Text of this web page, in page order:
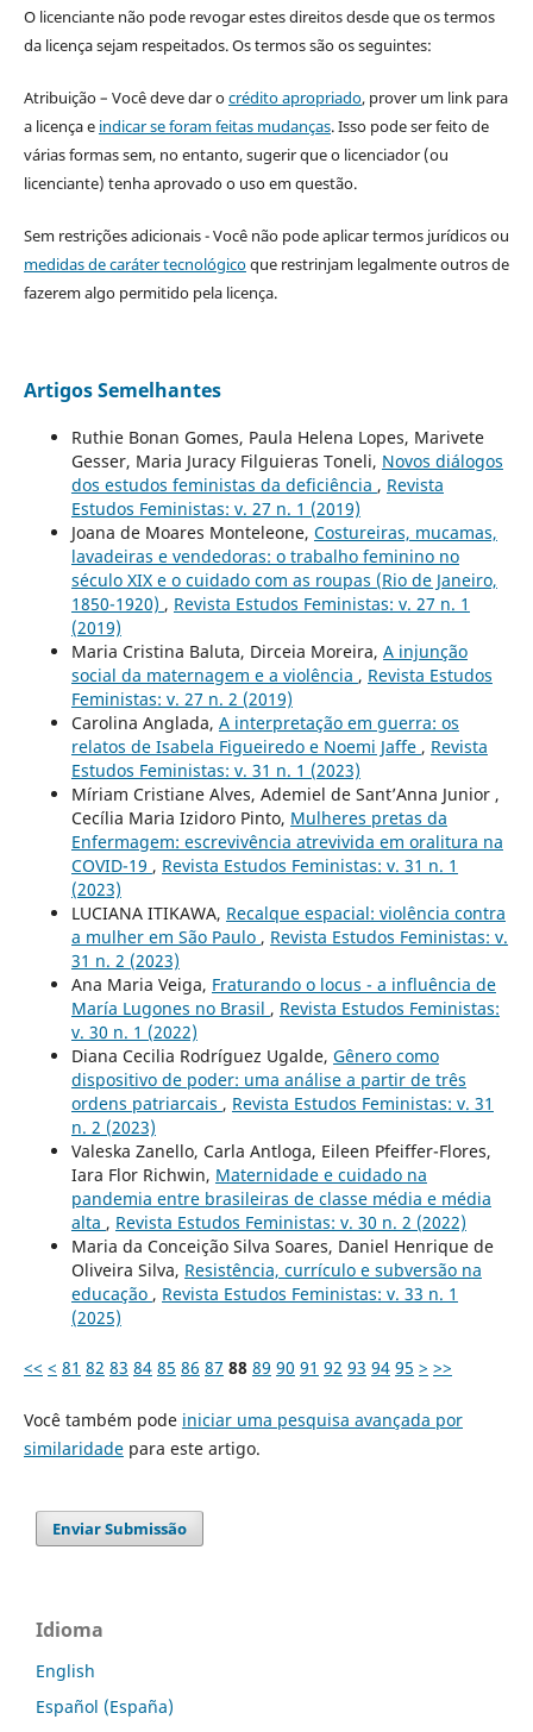
O licenciante não pode revogar estes direitos desde que os termos
da licença sejam respeitados. Os termos são os seguintes:
Atribuição – Você deve dar ocrédito apropriado, prover um link para
a licença e indicar se foram feitas mudanças. Isso pode ser feito de
várias formas sem, no entanto, sugerir que o licenciador (ou
licenciante) tenha aprovado o uso em questão.
Sem restrições adicionais - Você não pode aplicar termos jurídicos ou
medidas de caráter tecnológicoque restrinjam legalmente outros de
fazerem algo permitido pela licença.
Artigos Semelhantes
Ruthie Bonan Gomes, Paula Helena Lopes, Marivete
Gesser, Maria Juracy Filguieras Toneli, Novos diálogos
dos estudos feministas da deficiência , Revista
Estudos Feministas: v. 27 n. 1 (2019)
Joana de Moares Monteleone, Costureiras, mucamas,
lavadeiras e vendedoras: o trabalho feminino no
século XIX e o cuidado com as roupas (Rio de Janeiro,
1850-1920) , Revista Estudos Feministas: v. 27 n. 1
(2019)
Maria Cristina Baluta, Dirceia Moreira, A injunção
social da maternagem e a violência , Revista Estudos
Feministas: v. 27 n. 2 (2019)
Carolina Anglada, A interpretação em guerra: os
relatos de Isabela Figueiredo e Noemi Jaffe , Revista
Estudos Feministas: v. 31 n. 1 (2023)
Míriam Cristiane Alves, Ademiel de Sant’Anna Junior ,
Cecília Maria Izidoro Pinto, Mulheres pretas da
Enfermagem: escrevivência atrevivida em oralitura na
COVID-19 , Revista Estudos Feministas: v. 31 n. 1
(2023)
LUCIANA ITIKAWA, Recalque espacial: violência contra
a mulher em São Paulo , Revista Estudos Feministas: v.
31 n. 2 (2023)
Ana Maria Veiga, Fraturando o locus - a influência de
María Lugones no Brasil , Revista Estudos Feministas:
v. 30 n. 1 (2022)
Diana Cecilia Rodríguez Ugalde, Gênero como
dispositivo de poder: uma análise a partir de três
ordens patriarcais , Revista Estudos Feministas: v. 31
n. 2 (2023)
Valeska Zanello, Carla Antloga, Eileen Pfeiffer-Flores,
Iara Flor Richwin, Maternidade e cuidado na
pandemia entre brasileiras de classe média e média
alta , Revista Estudos Feministas: v. 30 n. 2 (2022)
Maria da Conceição Silva Soares, Daniel Henrique de
Oliveira Silva, Resistência, currículo e subversão na
educação , Revista Estudos Feministas: v. 33 n. 1
(2025)
<< < 81 82 83 84 85 86 87 88 89 90 91 92 93 94 95 > >>
Você também pode iniciar uma pesquisa avançada por
similaridadepara este artigo.
Enviar Submissão
Idioma
English
Español (España)